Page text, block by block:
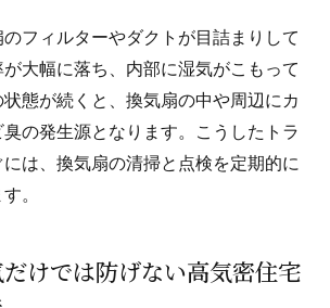
のフィルターやダクトが目詰まりして
大幅に落ち、内部に湿気がこもって
状態が続くと、換気扇の中や周辺にカ
臭の発生源となります。こうしたトラ
は、換気扇の清掃と点検を定期的に
。
けでは防げない高気密住宅